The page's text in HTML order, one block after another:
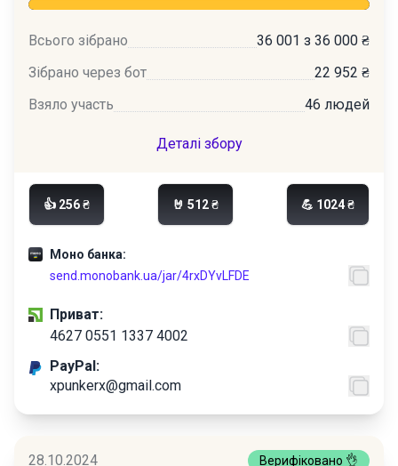
Всього зібрано
36 001 з 36 000 ₴
Зібрано через бот
22 952 ₴
Взяло участь
46 людей
Деталі збору
Моно банка:
send.monobank.ua/jar/4rxDYvLFDE
👍 256 ₴ 🤘 512 ₴ 💪 1024 ₴
Приват:
4627 0551 1337 4002
PayPal:
xpunkerx@gmail.com
28.10.2024 Верифіковано 👌